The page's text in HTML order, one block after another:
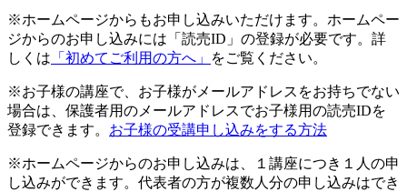
※ホームページからもお申し込みいただけます。ホームペー
ジからのお申し込みには「読売ID」の登録が必要です。詳
しくは 「初めてご利用の方へ」 をご覧ください。
※お子様の講座で、お子様がメールアドレスをお持ちでない
場合は、保護者用のメールアドレスでお子様用の読売IDを
登録できます。 お子様の受講申し込みをする方法
※ホームページからのお申し込みは、１講座につき１人の申
し込みができます。代表者の方が複数人分の申し込みはでき